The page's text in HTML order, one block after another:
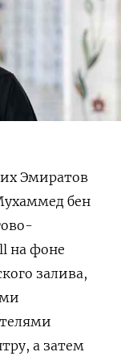
Эмиратов
бен
на фоне
залива,
а затем